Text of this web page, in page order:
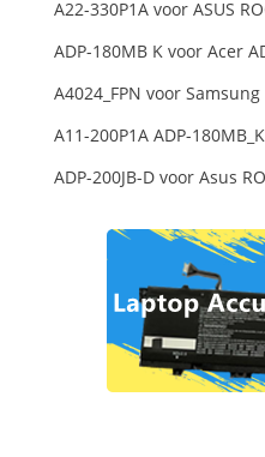
ADP-180MB K voor Acer